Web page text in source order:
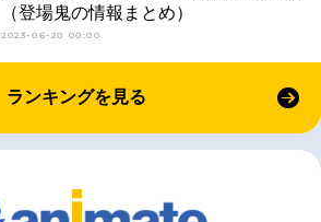
（登場鬼の情報まとめ）
2023-06-20 00:00
ランキングを見る